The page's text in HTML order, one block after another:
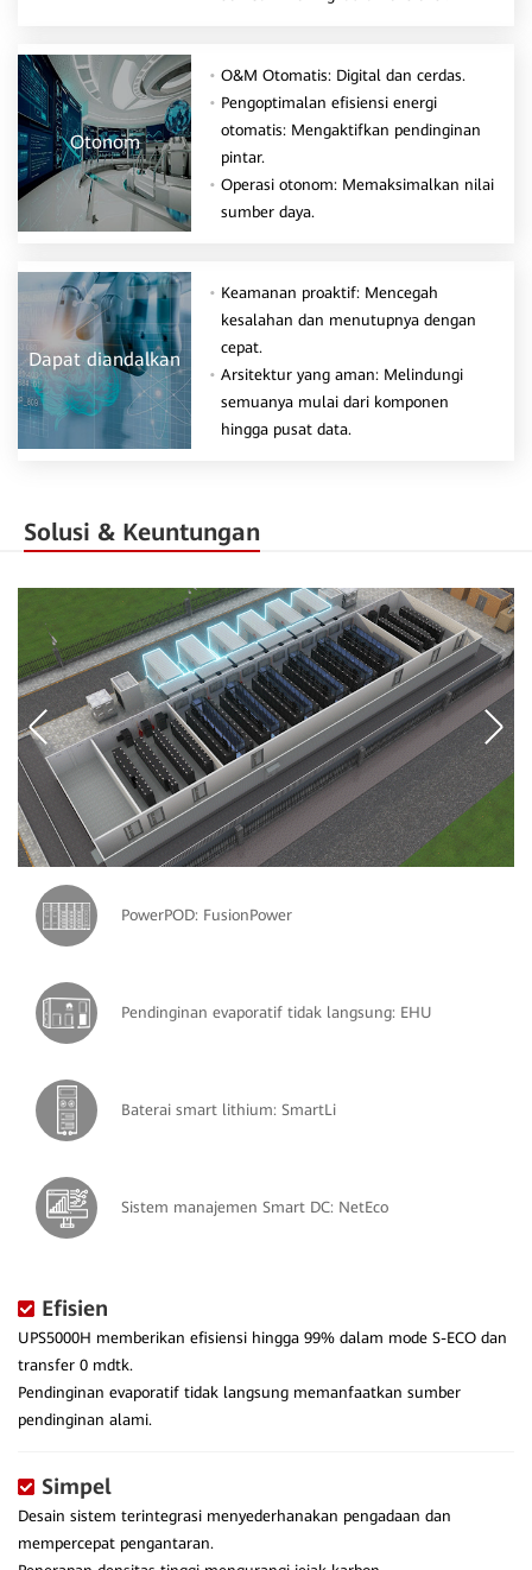
O&M Otomatis: Digital dan cerdas.
Pengoptimalan efisiensi energi
otomatis: Mengaktifkan pendinginan
pintar.
Operasi otonom: Memaksimalkan nilai
sumber daya.
Otonom
Dapat diandalkan
Keamanan proaktif: Mencegah
kesalahan dan menutupnya dengan
cepat.
Arsitektur yang aman: Melindungi
semuanya mulai dari komponen
hingga pusat data.
Solusi & Keuntungan
PowerPOD: FusionPower
Pendinginan evaporatif tidak langsung: EHU
Baterai smart lithium: SmartLi
Sistem manajemen Smart DC: NetEco
Efisien
UPS5000H memberikan efisiensi hingga 99% dalam mode S-ECO dan
transfer 0 mdtk.
Pendinginan evaporatif tidak langsung memanfaatkan sumber
pendinginan alami.
Simpel
Desain sistem terintegrasi menyederhanakan pengadaan dan
mempercepat pengantaran.